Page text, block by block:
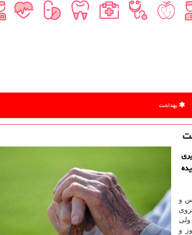
بهداشت
و
ولی
آینده بروز و